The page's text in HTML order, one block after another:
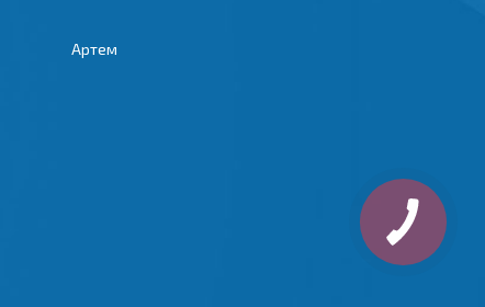
Артем